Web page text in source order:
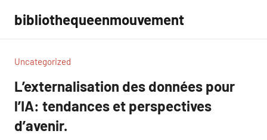
contenu
bibliothequeenmouvement
Uncategorized
L’externalisation des données pour
l’IA: tendances et perspectives
d’avenir.